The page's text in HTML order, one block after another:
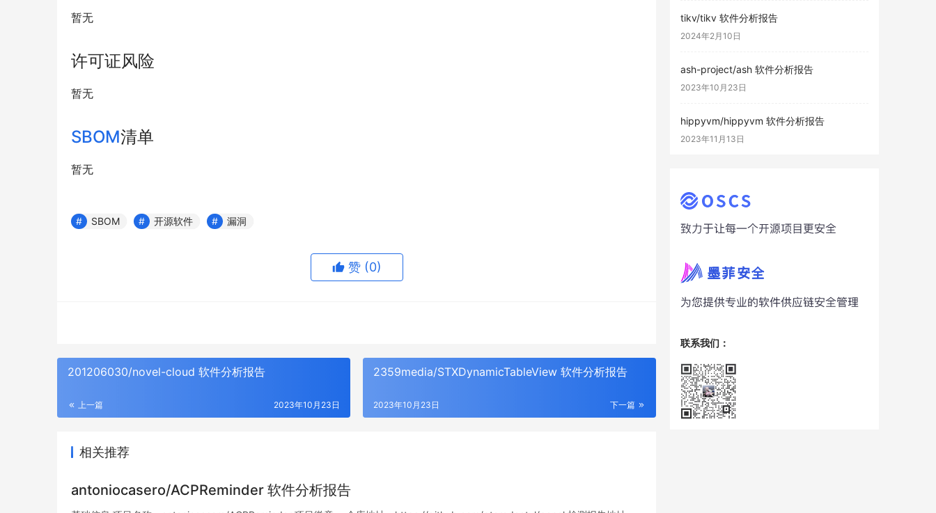
暂无
许可证风险
暂无
SBOM清单
暂无
SBOM 开源软件 漏洞
赞 (0)
201206030/novel-cloud 软件分析报告
上一篇 2023年10月23日
2359media/STXDynamicTableView 软件分析报告
下一篇
2023年10月23日
相关推荐
antoniocasero/ACPReminder 软件分析报告
tikv/tikv 软件分析报告
2024年2月10日
ash-project/ash 软件分析报告
2023年10月23日
hippyvm/hippyvm 软件分析报告
2023年11月13日
联系我们：